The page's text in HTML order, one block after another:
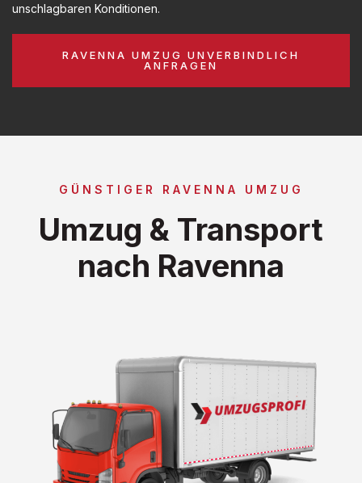
unschlagbaren Konditionen.
RAVENNA UMZUG UNVERBINDLICH
ANFRAGEN
GÜNSTIGER RAVENNA UMZUG
Umzug & Transport
nach Ravenna